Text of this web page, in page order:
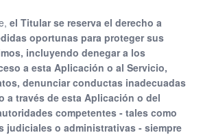
el Titular se reserva el derecho a
oportunas para proteger sus
incluyendo denegar a los
a esta Aplicación o al Servicio,
denunciar conductas inadecuadas
a través de esta Aplicación o del
competentes - tales como
judiciales o administrativas - siempre